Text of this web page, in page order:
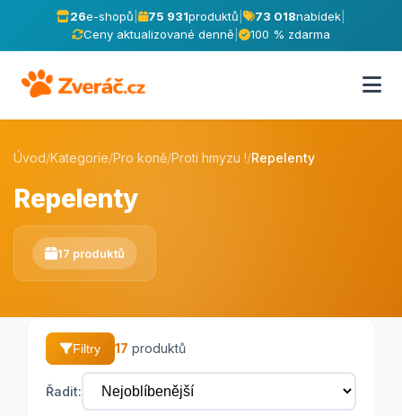
26e-shopů 75 931produktů 73 018nabídek
Ceny aktualizované denně
100 % zdarma
Úvod/Kategorie/Pro koně/Proti hmyzu !/Repelenty
Repelenty
17 produktů
Filtry 17 produktů
Řadit: